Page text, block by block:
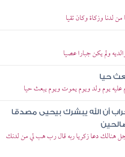
لدنا وزكاة وكان تقيا
ولم يكن جبارا عصيا
حيا
عليه يوم ولد ويوم يموت ويوم يبعث حيا
أن الله يبشرك بيحيى مصدقا
هنالك دعا زكريا ربه قال رب هب لي من لدنك